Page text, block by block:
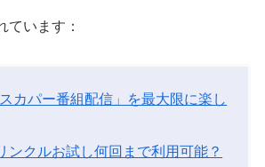
ています：
カパー番組配信」を最大限に楽し
ンクルお試し何回まで利用可能？